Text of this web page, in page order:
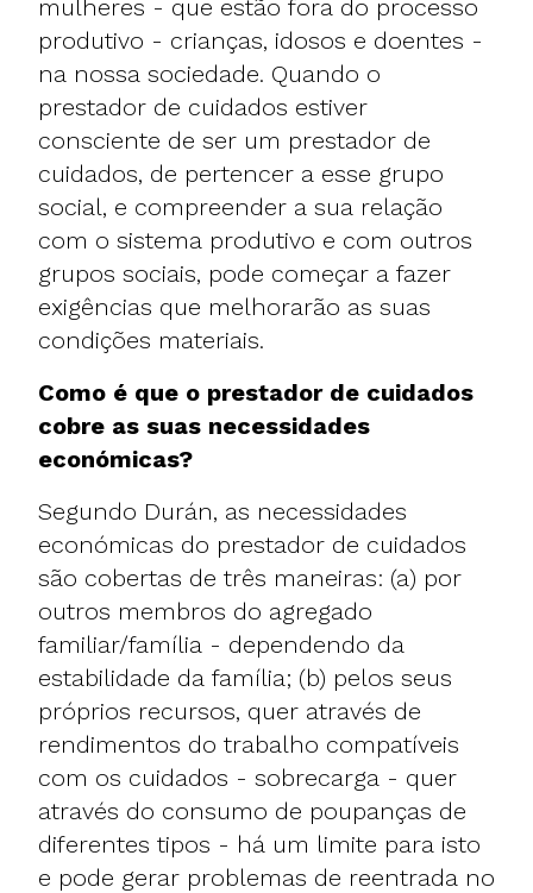
mulheres - que estão fora do processo
produtivo - crianças, idosos e doentes -
na nossa sociedade. Quando o
prestador de cuidados estiver
consciente de ser um prestador de
cuidados, de pertencer a esse grupo
social, e compreender a sua relação
com o sistema produtivo e com outros
grupos sociais, pode começar a fazer
exigências que melhorarão as suas
condições materiais.
Como é que o prestador de cuidados
cobre as suas necessidades
económicas?
Segundo Durán, as necessidades
económicas do prestador de cuidados
são cobertas de três maneiras: (a) por
outros membros do agregado
familiar/família - dependendo da
estabilidade da família; (b) pelos seus
próprios recursos, quer através de
rendimentos do trabalho compatíveis
com os cuidados - sobrecarga - quer
através do consumo de poupanças de
diferentes tipos - há um limite para isto
e pode gerar problemas de reentrada no